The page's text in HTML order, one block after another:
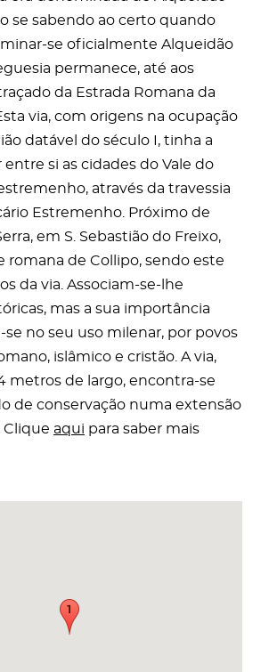
se sabendo ao certo quando
se oficialmente Alqueidão
permanece, até aos
da Estrada Romana da
via, com origens na ocupação
datável do século I, tinha a
si as cidades do Vale do
através da travessia
Estremenho. Próximo de
em S. Sebastião do Freixo,
romana de Collipo, sendo este
da via. Associam-se-lhe
mas a sua importância
no seu uso milenar, por povos
islâmico e cristão. A via,
metros de largo, encontra-se
de conservação numa extensão
Clique aqui para saber mais